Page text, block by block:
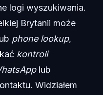
logi wyszukiwania.
Brytanii może
phone lookup,
kontroli
lub
Widziałem